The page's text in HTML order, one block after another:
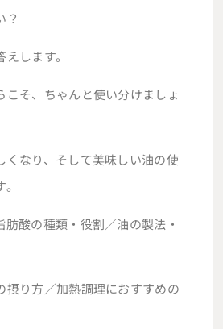
？
します。
こそ、ちゃんと使い分けましょ
くなり、そして美味しい油の使
肪酸の種類・役割／油の製法・
摂り方／加熱調理におすすめの